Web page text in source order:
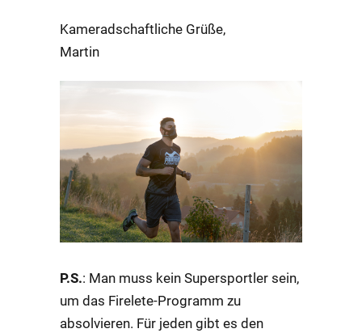
Kameradschaftliche Grüße,
Martin
P.S.: Man muss kein Supersportler sein,
um das Firelete-Programm zu
absolvieren. Für jeden gibt es den